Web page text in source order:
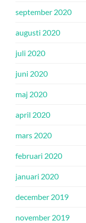
september 2020
augusti 2020
juli 2020
juni 2020
maj 2020
april 2020
mars 2020
februari 2020
januari 2020
december 2019
november 2019